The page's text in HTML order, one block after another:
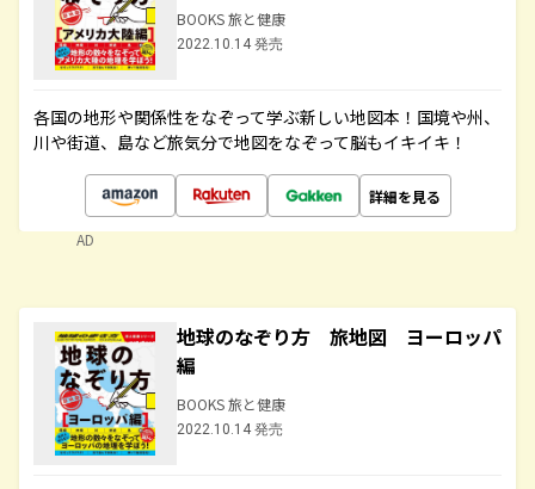
BOOKS 旅と健康
2022.10.14 発売
各国の地形や関係性をなぞって学ぶ新しい地図本！国境や州、
川や街道、島など旅気分で地図をなぞって脳もイキイキ！
詳細を見る
AD
地球のなぞり方 旅地図 ヨーロッパ
編
BOOKS 旅と健康
2022.10.14 発売